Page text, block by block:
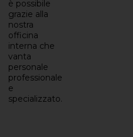
è possibile
grazie alla
nostra
officina
interna che
vanta
personale
professionale
e
specializzato.